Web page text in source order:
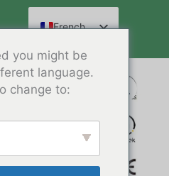
French
English
Spanish
Arabic
German
Russian
Hindi
you might be
language.
change to: